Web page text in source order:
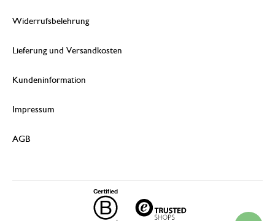
Widerrufsbelehrung
Lieferung und Versandkosten
Kundeninformation
Impressum
AGB